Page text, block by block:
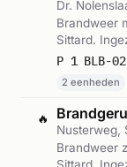
Dr.
Brandweer
Sittard.
om 03:44.
2 eenheden
🔥
Nusterweg,
Brandweer